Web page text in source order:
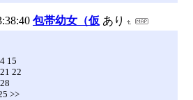
包帯幼女（仮 あり
15
22
>>